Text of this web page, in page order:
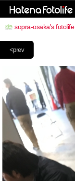
sopra-osaka's fotolife
<prev